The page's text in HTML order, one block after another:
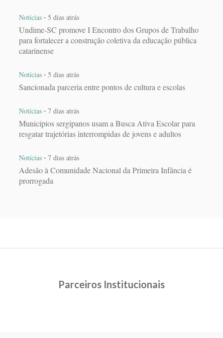
Notícias - 5 dias atrás
Undime-SC promove I Encontro dos Grupos de Trabalho
para fortalecer a construção coletiva da educação pública
catarinense
Notícias - 5 dias atrás
Sancionada parceria entre pontos de cultura e escolas
Notícias - 7 dias atrás
Municípios sergipanos usam a Busca Ativa Escolar para
resgatar trajetórias interrompidas de jovens e adultos
Notícias - 7 dias atrás
Adesão à Comunidade Nacional da Primeira Infância é
prorrogada
Parceiros Institucionais